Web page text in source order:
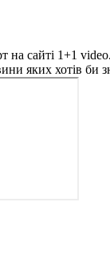
сайті 1+1
яких хотів